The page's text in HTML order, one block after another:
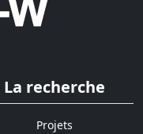
La recherche
Projets